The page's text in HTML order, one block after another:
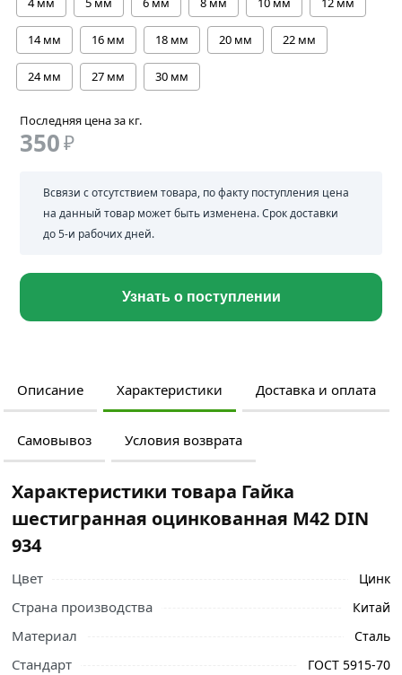
14 мм 16 мм 18 мм 20 мм 22 мм
24 мм 27 мм 30 мм
Последняя цена за кг.
350₽
Всвязи с отсутствием товара, по факту поступления цена
на данный товар может быть изменена. Срок доставки
до 5-и рабочих дней.
Узнать о поступлении
Описание Характеристики Доставка и оплата
Самовывоз Условия возврата
Характеристики товара Гайка
шестигранная оцинкованная M42 DIN
934
Цвет Цинк
Страна производства Китай
Материал Сталь
Стандарт ГОСТ 5915-70